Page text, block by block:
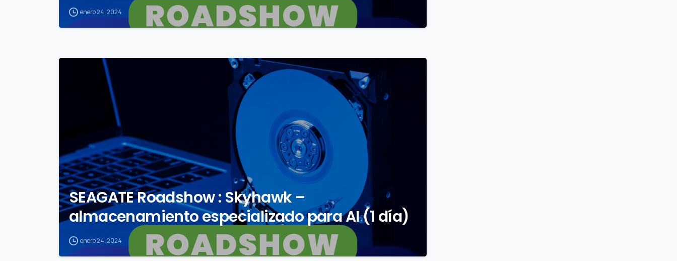
enero 24, 2024
SEAGATE Roadshow : Skyhawk –
almacenamiento especializado para AI (1 día)
enero 24, 2024